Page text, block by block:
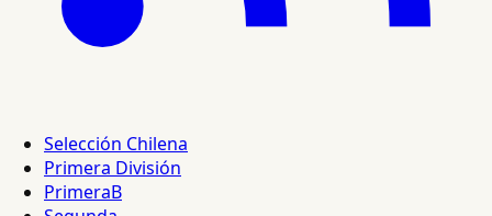
Selección Chilena
Primera División
PrimeraB